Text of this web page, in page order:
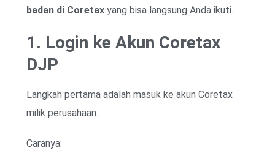
badan di Coretax yang bisa langsung Anda ikuti.
1. Login ke Akun Coretax
DJP
Langkah pertama adalah masuk ke akun Coretax
milik perusahaan.
Caranya: